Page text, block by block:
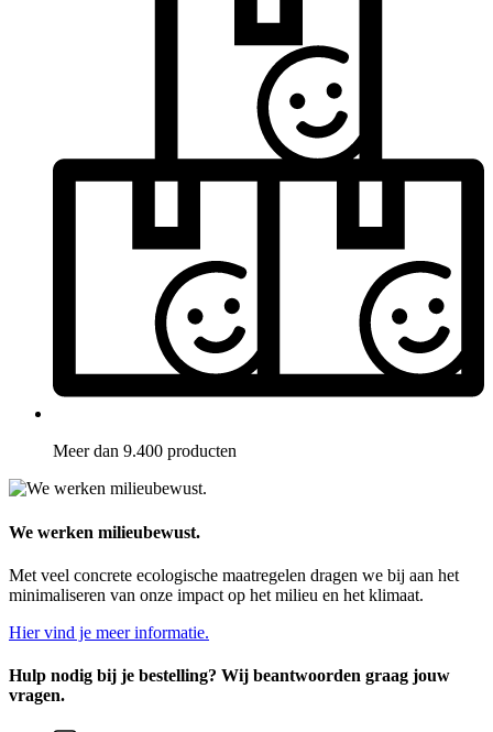
Meer dan 9.400 producten
We werken milieubewust.
Met veel concrete ecologische maatregelen dragen we bij aan het
minimaliseren van onze impact op het milieu en het klimaat.
Hier vind je meer informatie.
Hulp nodig bij je bestelling? Wij beantwoorden graag jouw
vragen.